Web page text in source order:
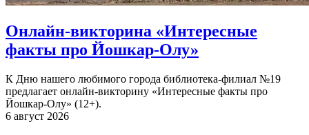
Онлайн-викторина «Интересные
факты про Йошкар-Олу»
К Дню нашего любимого города библиотека-филиал №19
предлагает онлайн-викторину «Интересные факты про
Йошкар-Олу» (12+).
6 август 2026